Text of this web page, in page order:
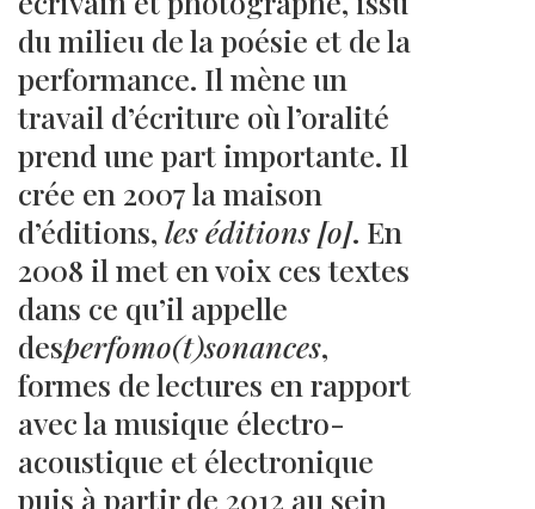
du milieu de la poésie et de la
performance. Il mène un
travail d’écriture où l’oralité
prend une part importante. Il
crée en 2007 la maison
d’éditions, les éditions [o]. En
2008 il met en voix ces textes
dans ce qu’il appelle
desperfomo(t)sonances,
formes de lectures en rapport
avec la musique électro-
acoustique et électronique
puis à partir de 2012 au sein